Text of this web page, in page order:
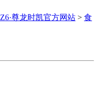
Z6·尊龙时凯官方网站 > 食